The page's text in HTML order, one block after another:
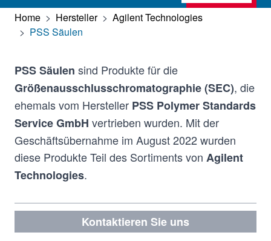
Home > Hersteller > Agilent Technologies
> PSS Säulen
PSS Säulen sind Produkte für die
Größenausschlusschromatographie (SEC), die
ehemals vom Hersteller PSS Polymer Standards
Service GmbH vertrieben wurden. Mit der
Geschäftsübernahme im August 2022 wurden
diese Produkte Teil des Sortiments von Agilent
Technologies.
Kontaktieren Sie uns